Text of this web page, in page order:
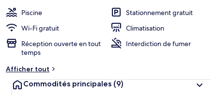
Piscine
Stationnement gratuit
Wi-Fi gratuit
Climatisation
Réception ouverte en tout
temps
Interdiction de fumer
Afficher tout
Commodités principales (9)